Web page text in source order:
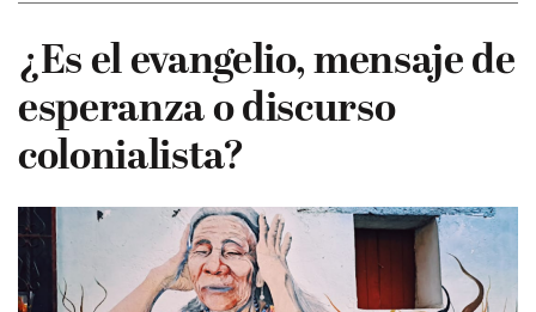
¿Es el evangelio, mensaje de
esperanza o discurso
colonialista?